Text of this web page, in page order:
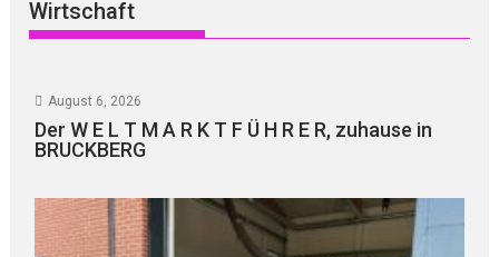
Wirtschaft
August 6, 2026
Der W E L T M A R K T F Ü H R E R, zuhause in
BRUCKBERG